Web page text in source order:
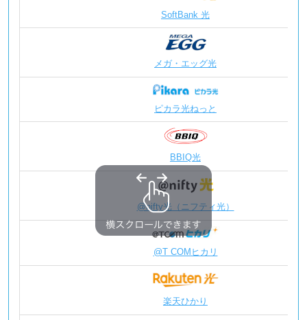
プラスド
ホームゲ
SoftBank 光
メガ・エッグ光
ピカラ光ねっと
BBIQ光
@nifty光（ニフティ光）
@T COMヒカリ
楽天ひかり